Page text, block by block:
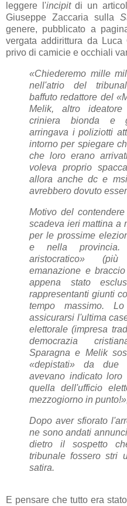
leggere l'incipitdi un
Giuseppe Zaccaria sulla
genere, pubblicato a
vergata addirittura da Luca
privo di camicie e occhiali
«Chiederemo mille
nell'atrio del
baffuto redattore del
Melik, altro
criniera bionda e
arringava i poliziotti
intorno per spiegare
che loro erano
voleva proprio
allora anche dc e
avrebbero dovuto
Motivo del
scadeva ieri mattina
per le prossime
e nella provincia.
aristocratico»
emanazione e
appena stato
rappresentanti giunti
tempo massimo.
assicurarsi l'ultima
elettorale (impresa
democrazia
Sparagna e Melik
«depistati» da due
avevano indicato
quella dell'ufficio
mezzogiorno in
Dopo aver sfiorato
ne sono andati
dietro il sospetto
tribunale fossero stri
satira.
E pensare che tutto era